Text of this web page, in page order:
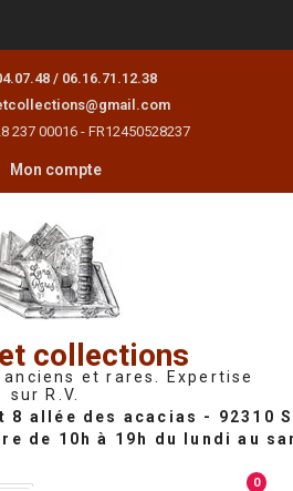
/ 06.16.71.12.38
237 00016 - FR12450528237
Mon compte
collections
et rares. Expertise
sur R.V.
0